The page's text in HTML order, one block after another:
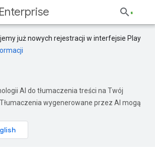
już nowych rejestracji w interfejsie Play
AI do tłumaczenia treści na Twój
wygenerowane przez AI mogą